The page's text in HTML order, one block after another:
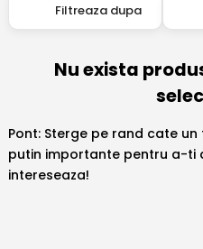
Filtreaza dupa
Nu exista
Pont: Sterge pe rand cate
putin importante pentru a-ti
intereseaza!